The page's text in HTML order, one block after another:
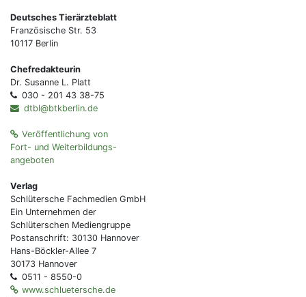
Deutsches Tierärzteblatt
Französische Str. 53
10117 Berlin
Chefredakteurin
Dr. Susanne L. Platt
030 - 201 43 38-75
dtbl@btkberlin.de
Veröffentlichung von
Fort- und Weiterbildungs-
angeboten
Verlag
Schlütersche Fachmedien GmbH
Ein Unternehmen der
Schlüterschen Mediengruppe
Postanschrift: 30130 Hannover
Hans-Böckler-Allee 7
30173 Hannover
0511 - 8550-0
www.schluetersche.de